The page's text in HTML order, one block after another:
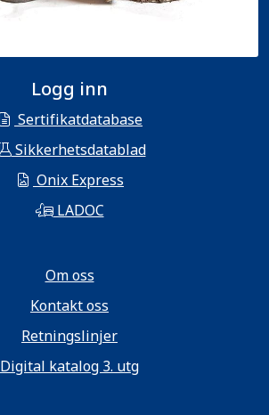
Logg inn
Sertifikatdatabase
Sikkerhetsdatablad
Onix Express
LADOC
Om oss
Kontakt oss
Retningslinjer
Digital katalog 3. utg